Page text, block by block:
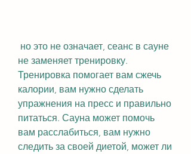
не заменяет тренировку.
Тренировка помогает вам сжечь
калории, вам нужно сделать
упражнения на пресс и правильно
питаться. Сауна может помочь
вам расслабиться, вам нужно
следить за своей диетой, может ли